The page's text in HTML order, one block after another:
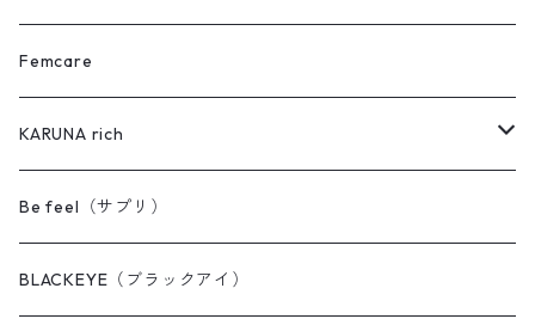
EYE's（アイズ）
FEET's（フィーツ）
AQUA（アクア）
PILLOW（ピロー）
PAD（パッド）
BACK's（バックス）
DENT'z（デンツ）
AQUA（アクア）
B（難あり品）
MAT（マット）
COVER（カバー）
BACK's（バックス）
PAD（パッド）
Femcare
KARUNA rich
KARUNA rich ヘアケア
MAX クイックワン（毛染め）
Be feel（サプリ）
BLACKEYE（ブラックアイ）